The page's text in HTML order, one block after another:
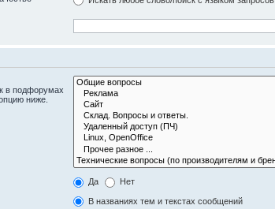
в подфорумах
ниже.
Да Нет
В названиях тем и текстах сообщений